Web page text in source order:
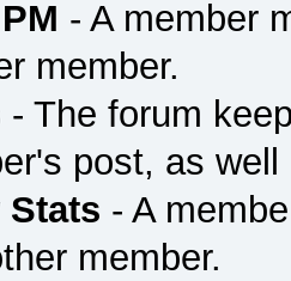
- A member
member.
- The forum
post, as
Stats - A
member.